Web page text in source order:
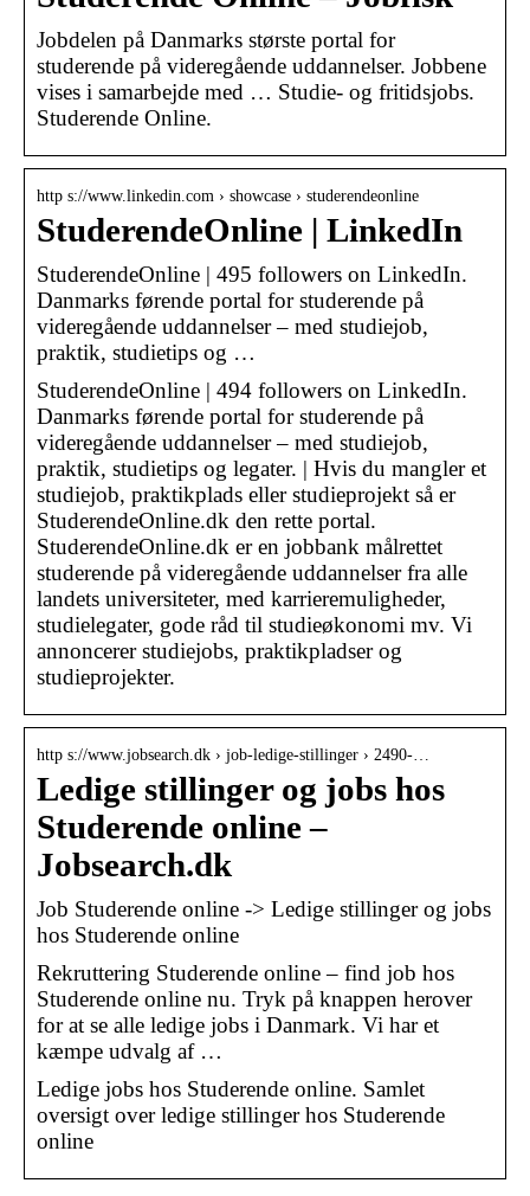
Jobdelen på Danmarks største portal for
studerende på videregående uddannelser. Jobbene
vises i samarbejde med … Studie- og fritidsjobs.
Studerende Online.
http s://www.linkedin.com › showcase › studerendeonline
StuderendeOnline | LinkedIn
StuderendeOnline | 495 followers on LinkedIn.
Danmarks førende portal for studerende på
videregående uddannelser – med studiejob,
praktik, studietips og …
StuderendeOnline | 494 followers on LinkedIn.
Danmarks førende portal for studerende på
videregående uddannelser – med studiejob,
praktik, studietips og legater. | Hvis du mangler et
studiejob, praktikplads eller studieprojekt så er
StuderendeOnline.dk den rette portal.
StuderendeOnline.dk er en jobbank målrettet
studerende på videregående uddannelser fra alle
landets universiteter, med karrieremuligheder,
studielegater, gode råd til studieøkonomi mv. Vi
annoncerer studiejobs, praktikpladser og
studieprojekter.
http s://www.jobsearch.dk › job-ledige-stillinger › 2490-…
Ledige stillinger og jobs hos
Studerende online –
Jobsearch.dk
Job Studerende online -> Ledige stillinger og jobs
hos Studerende online
Rekruttering Studerende online – find job hos
Studerende online nu. Tryk på knappen herover
for at se alle ledige jobs i Danmark. Vi har et
kæmpe udvalg af …
Ledige jobs hos Studerende online. Samlet
oversigt over ledige stillinger hos Studerende
online